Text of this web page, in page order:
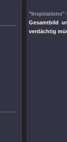
"Inspirations"
Gesamtbild
verdächtig